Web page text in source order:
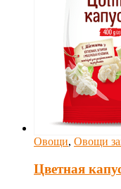
Овощи, Овощи
Цветная